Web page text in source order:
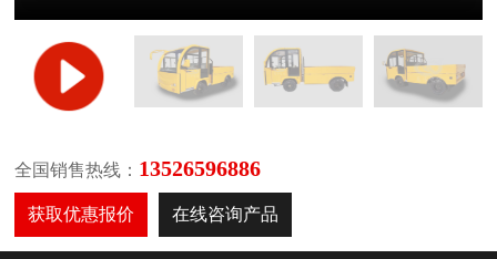
全国销售热线： 13526596886
获取优惠报价 在线咨询产品